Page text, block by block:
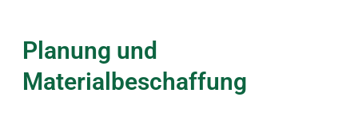
Planung und
Materialbeschaffung